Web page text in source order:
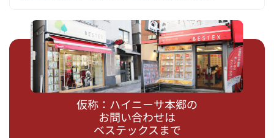
仮称：ハイニーサ本郷の
お問い合わせは
ベステックスまで